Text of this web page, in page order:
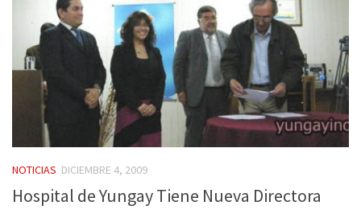
NOTICIAS DICIEMBRE 4, 2009
Hospital de Yungay Tiene Nueva Directora